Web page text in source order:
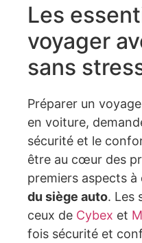
Les
voyager
sans
Préparer un
en voiture,
sécurité et le
être au cœur des
premiers aspects
du siège auto. Les
ceux de Cybex et
fois sécurité et